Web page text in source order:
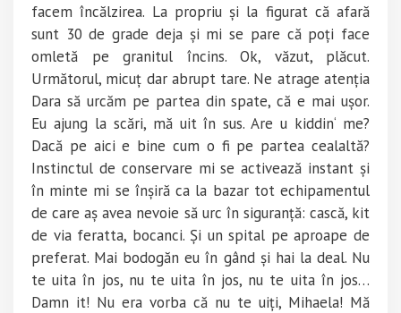
facem încălzirea. La propriu și la figurat că afară
sunt 30 de grade deja și mi se pare că poți face
omletă pe granitul încins. Ok, văzut, plăcut.
Următorul, micuț dar abrupt tare. Ne atrage atenția
Dara să urcăm pe partea din spate, că e mai ușor.
Eu ajung la scări, mă uit în sus. Are u kiddin‘ me?
Dacă pe aici e bine cum o fi pe partea cealaltă?
Instinctul de conservare mi se activează instant și
în minte mi se înșiră ca la bazar tot echipamentul
de care aș avea nevoie să urc în siguranță: cască, kit
de via feratta, bocanci. Și un spital pe aproape de
preferat. Mai bodogăn eu în gând și hai la deal. Nu
te uita în jos, nu te uita în jos, nu te uita în jos…
Damn it! Nu era vorba că nu te uiți, Mihaela! Mă